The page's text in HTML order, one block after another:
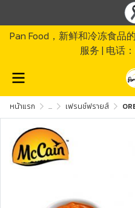
Pan Food，新鲜和冷冻食品
服务 | 电话
หน้าแรก ... เฟรนช์ฟรายส์